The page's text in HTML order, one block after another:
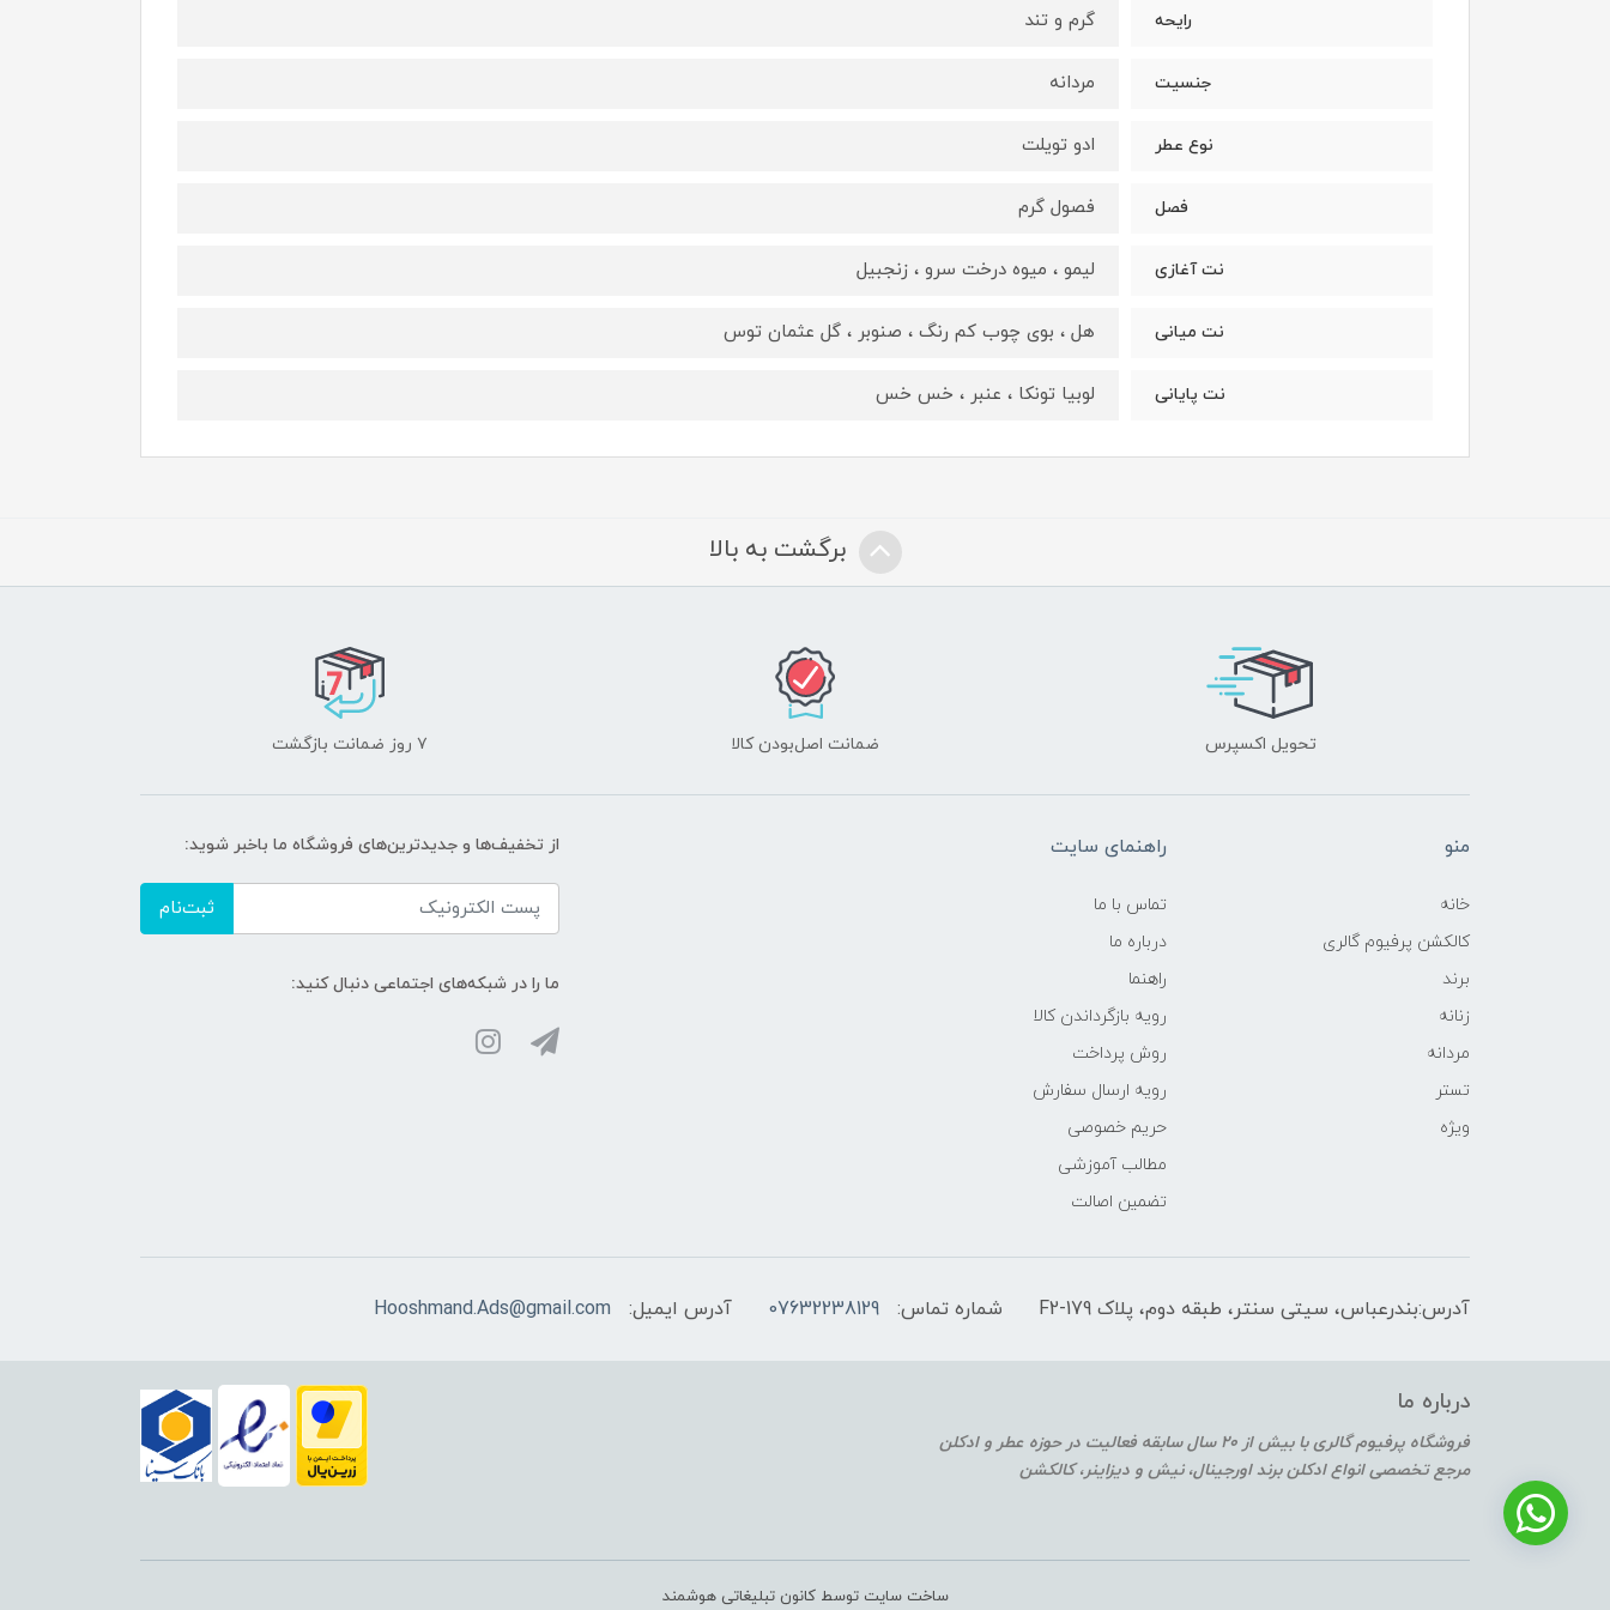
رایحه گرم و تند
جنسیت مردانه
نوع عطر ادو تویلت
فصل فصول گرم
نت آغازی لیمو ، میوه درخت سرو ، زنجبیل
نت میانی هل ، بوی چوب کم رنگ ، صنوبر ، گل عثمان توس
نت پایانی لوبیا تونکا ، عنبر ، خس خس
برگشت به بالا
تحویل اکسپرس ضمانت اصل‌بودن کالا ۷ روز ضمانت بازگشت
منو
خانه
کالکشن پرفیوم گالری
برند
زنانه
مردانه
تستر
ویژه
راهنمای سایت
تماس با ما
درباره ما
راهنما
رویه‌ بازگرداندن کالا
روش پرداخت
رویه ارسال سفارش
حریم خصوصی
مطالب آموزشی
تضمین اصالت
از تخفیف‌ها و جدیدترین‌های فروشگاه ما باخبر شوید:
ثبت‌نام
ما را در شبکه‌های اجتماعی دنبال کنید:
آدرس:بندرعباس، سیتی سنتر، طبقه دوم، پلاک F2-179 شماره تماس: 07632238129 آدرس ایمیل: Hooshmand.Ads@gmail.com
درباره ما
فروشگاه پرفیوم گالری با بیش از 20 سال سابقه فعالیت در حوزه عطر و ادکلن
مرجع تخصصی انواع ادکلن برند اورجینال، نیش و دیزاینر، کالکشن
ساخت سایت توسط کانون تبلیغاتی هوشمند